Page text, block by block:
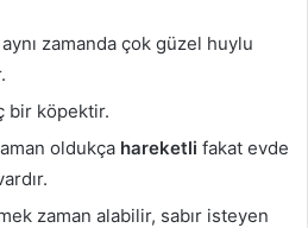
zamanda çok güzel huylu
bir köpektir.
oldukça hareketli fakat evde
zaman alabilir, sabır isteyen